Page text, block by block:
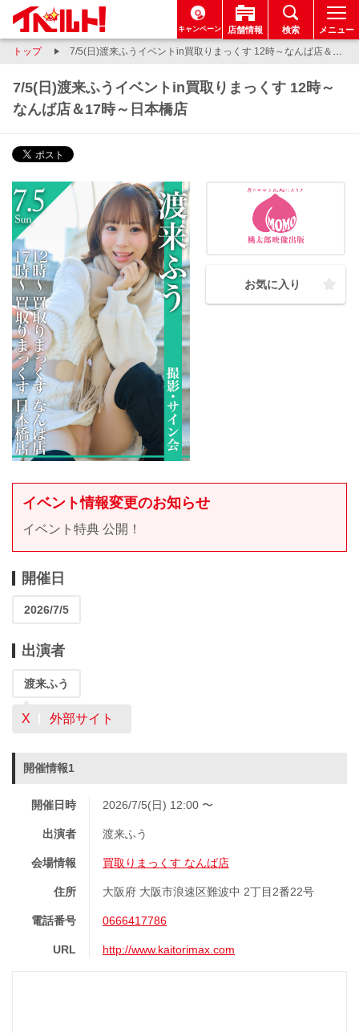
キャンペーン 店舗情報 検索 メニュー
トップ 7/5(日)渡来ふうイベントin買取りまっくす 12時～なんば店＆17時～日本橋店
7/5(日)渡来ふうイベントin買取りまっくす 12時～
なんば店＆17時～日本橋店
お気に入り
イベント情報変更のお知らせ
イベント特典 公開！
開催日
2026/7/5
出演者
渡来ふう
X 外部サイト
開催情報1
開催日時 2026/7/5(日) 12:00 〜
出演者 渡来ふう
会場情報 買取りまっくす なんば店
住所 大阪府 大阪市浪速区難波中 2丁目2番22号
電話番号 0666417786
URL http://www.kaitorimax.com